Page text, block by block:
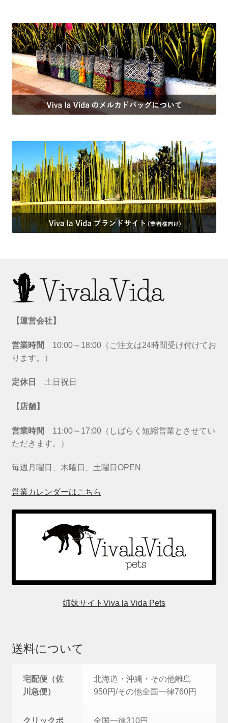
【運営会社】
営業時間 10:00～18:00（ご注文は24時間受け付けてお
ります。）
定休日 土日祝日
【店舗】
営業時間 11:00～17:00（しばらく短縮営業とさせてい
ただきます。）
毎週月曜日、木曜日、土曜日OPEN
営業カレンダーはこちら
姉妹サイトViva la Vida Pets
送料について
宅配便（佐
川急便）
北海道・沖縄・その他離島
950円/その他全国一律760円
クリックポ
全国一律310円